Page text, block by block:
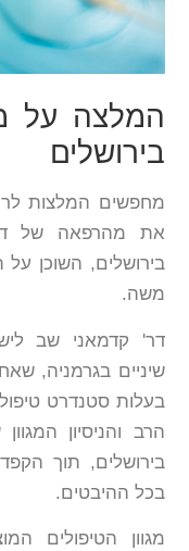
המלצה על
בירושלים
מחפשים המלצות
בירושלים, השוכן
משה.
דר' קדמאני שב
שיניים בגרמניה,
בעלות סטנדרט
הרב והניסיון
בירושלים, תוך
בכל ההיבטים.
מגוון הטיפולים